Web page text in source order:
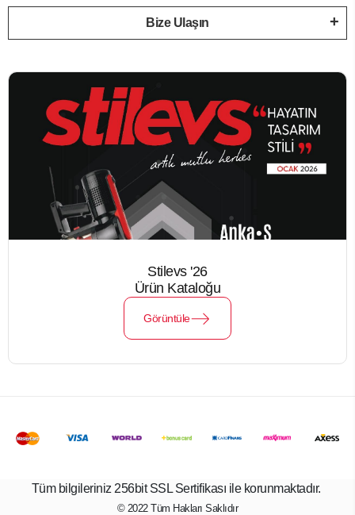
Bize Ulaşın
Stilevs '26
Ürün Kataloğu
Görüntüle
Tüm bilgileriniz 256bit SSL Sertifikası ile korunmaktadır.
© 2022Tüm Hakları Saklıdır